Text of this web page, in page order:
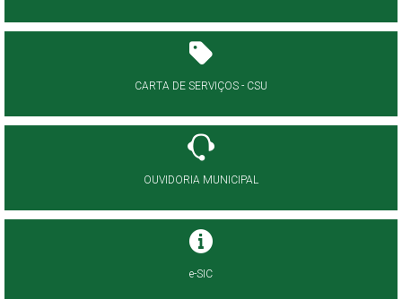
CARTA DE SERVIÇOS - CSU
OUVIDORIA MUNICIPAL
e-SIC